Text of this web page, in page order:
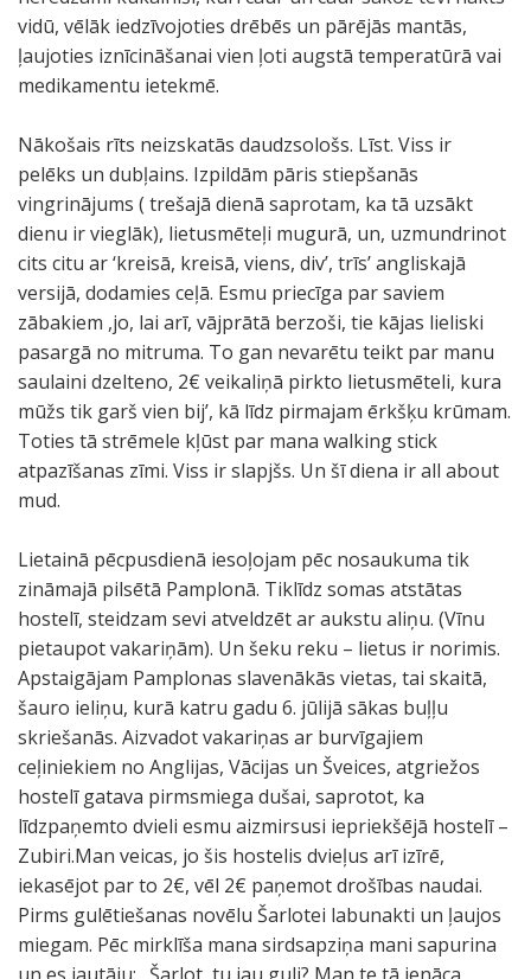
vidū, vēlāk iedzīvojoties drēbēs un pārējās mantās,
ļaujoties iznīcināšanai vien ļoti augstā temperatūrā vai
medikamentu ietekmē.
Nākošais rīts neizskatās daudzsološs. Līst. Viss ir
pelēks un dubļains. Izpildām pāris stiepšanās
vingrinājums ( trešajā dienā saprotam, ka tā uzsākt
dienu ir vieglāk), lietusmēteļi mugurā, un, uzmundrinot
cits citu ar ‘kreisā, kreisā, viens, div’, trīs’ angliskajā
versijā, dodamies ceļā. Esmu priecīga par saviem
zābakiem ,jo, lai arī, vājprātā berzoši, tie kājas lieliski
pasargā no mitruma. To gan nevarētu teikt par manu
saulaini dzelteno, 2€ veikaliņā pirkto lietusmēteli, kura
mūžs tik garš vien bij’, kā līdz pirmajam ērkšķu krūmam.
Toties tā strēmele kļūst par mana walking stick
atpazīšanas zīmi. Viss ir slapjšs. Un šī diena ir all about
mud.
Lietainā pēcpusdienā iesoļojam pēc nosaukuma tik
zināmajā pilsētā Pamplonā. Tiklīdz somas atstātas
hostelī, steidzam sevi atveldzēt ar aukstu aliņu. (Vīnu
pietaupot vakariņām). Un šeku reku – lietus ir norimis.
Apstaigājam Pamplonas slavenākās vietas, tai skaitā,
šauro ieliņu, kurā katru gadu 6. jūlijā sākas buļļu
skriešanās. Aizvadot vakariņas ar burvīgajiem
ceļiniekiem no Anglijas, Vācijas un Šveices, atgriežos
hostelī gatava pirmsmiega dušai, saprotot, ka
līdzpaņemto dvieli esmu aizmirsusi iepriekšējā hostelī –
Zubiri.Man veicas, jo šis hostelis dvieļus arī izīrē,
iekasējot par to 2€, vēl 2€ paņemot drošības naudai.
Pirms gulētiešanas novēlu Šarlotei labunakti un ļaujos
miegam. Pēc mirklīša mana sirdsapziņa mani sapurina